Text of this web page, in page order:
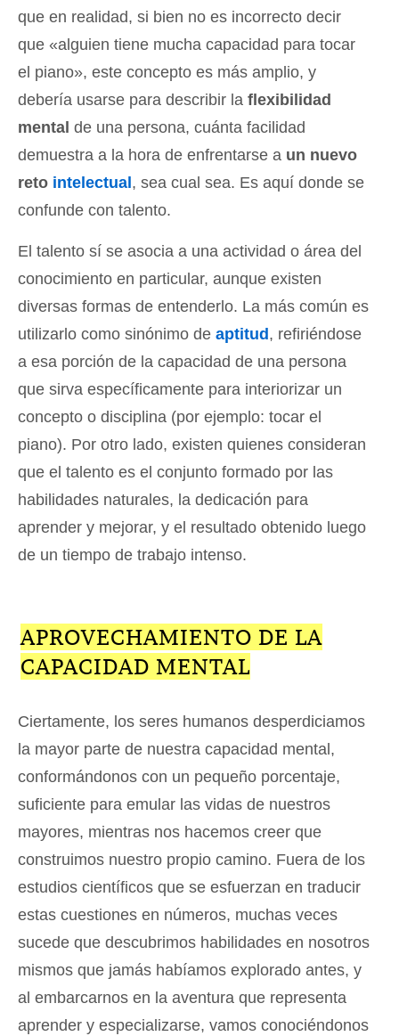
que en realidad, si bien no es incorrecto decir
que «alguien tiene mucha capacidad para tocar
el piano», este concepto es más amplio, y
debería usarse para describir la flexibilidad
mental de una persona, cuánta facilidad
demuestra a la hora de enfrentarse a un nuevo
reto intelectual , sea cual sea. Es aquí donde se
confunde con talento.
El talento sí se asocia a una actividad o área del
conocimiento en particular, aunque existen
diversas formas de entenderlo. La más común es
utilizarlo como sinónimo de aptitud , refiriéndose
a esa porción de la capacidad de una persona
que sirva específicamente para interiorizar un
concepto o disciplina (por ejemplo: tocar el
piano). Por otro lado, existen quienes consideran
que el talento es el conjunto formado por las
habilidades naturales, la dedicación para
aprender y mejorar, y el resultado obtenido luego
de un tiempo de trabajo intenso.
APROVECHAMIENTO DE LA
CAPACIDAD MENTAL
Ciertamente, los seres humanos desperdiciamos
la mayor parte de nuestra capacidad mental,
conformándonos con un pequeño porcentaje,
suficiente para emular las vidas de nuestros
mayores, mientras nos hacemos creer que
construimos nuestro propio camino. Fuera de los
estudios científicos que se esfuerzan en traducir
estas cuestiones en números, muchas veces
sucede que descubrimos habilidades en nosotros
mismos que jamás habíamos explorado antes, y
al embarcarnos en la aventura que representa
aprender y especializarse, vamos conociéndonos